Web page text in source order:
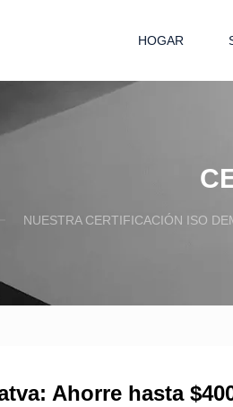
HOGAR
NUESTRA CERTIFICACIÓN ISO
Ahorre hasta